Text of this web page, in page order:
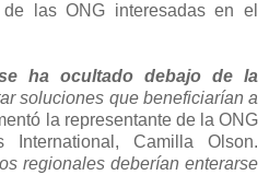
las ONG interesadas en el
ha ocultado debajo de la
soluciones que beneficiarían a
la representante de la ONG
International, Camilla Olson.
regionales deberían enterarse